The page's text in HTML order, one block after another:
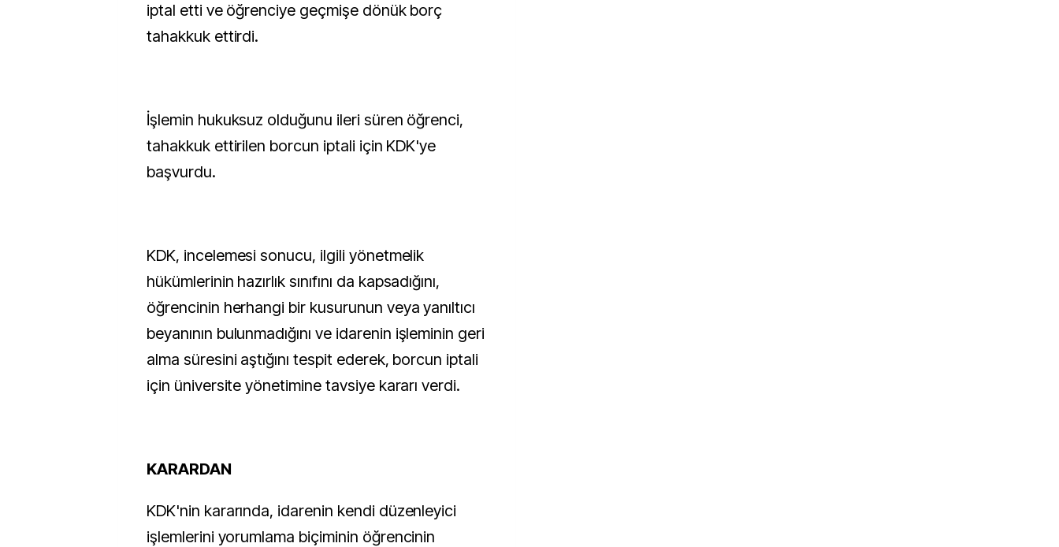
iptal etti ve öğrenciye geçmişe dönük borç
tahakkuk ettirdi.
İşlemin hukuksuz olduğunu ileri süren öğrenci,
tahakkuk ettirilen borcun iptali için KDK'ye
başvurdu.
KDK, incelemesi sonucu, ilgili yönetmelik
hükümlerinin hazırlık sınıfını da kapsadığını,
öğrencinin herhangi bir kusurunun veya yanıltıcı
beyanının bulunmadığını ve idarenin işleminin geri
alma süresini aştığını tespit ederek, borcun iptali
için üniversite yönetimine tavsiye kararı verdi.
KARARDAN
KDK'nin kararında, idarenin kendi düzenleyici
işlemlerini yorumlama biçiminin öğrencinin